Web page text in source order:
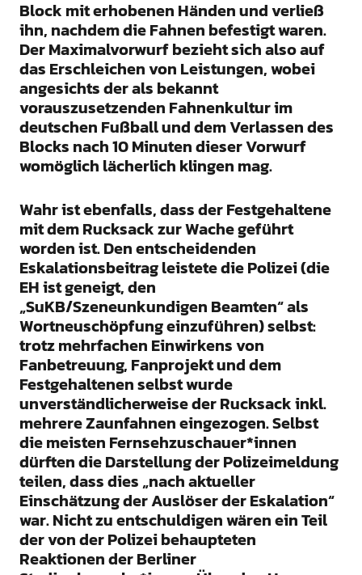
Block mit erhobenen Händen und verließ
ihn, nachdem die Fahnen befestigt waren.
Der Maximalvorwurf bezieht sich also auf
das Erschleichen von Leistungen, wobei
angesichts der als bekannt
vorauszusetzenden Fahnenkultur im
deutschen Fußball und dem Verlassen des
Blocks nach 10 Minuten dieser Vorwurf
womöglich lächerlich klingen mag.
Wahr ist ebenfalls, dass der Festgehaltene
mit dem Rucksack zur Wache geführt
worden ist. Den entscheidenden
Eskalationsbeitrag leistete die Polizei (die
EH ist geneigt, den
„SuKB/Szeneunkundigen Beamten“ als
Wortneuschöpfung einzuführen) selbst:
trotz mehrfachen Einwirkens von
Fanbetreuung, Fanprojekt und dem
Festgehaltenen selbst wurde
unverständlicherweise der Rucksack inkl.
mehrere Zaunfahnen eingezogen. Selbst
die meisten Fernsehzuschauer*innen
dürften die Darstellung der Polizeimeldung
teilen, dass dies „nach aktueller
Einschätzung der Auslöser der Eskalation“
war. Nicht zu entschuldigen wären ein Teil
der von der Polizei behaupteten
Reaktionen der Berliner